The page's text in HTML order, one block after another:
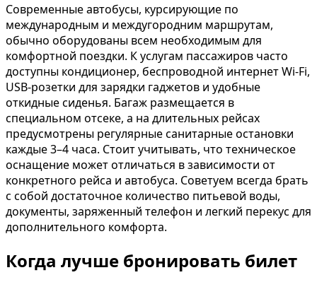
Современные автобусы, курсирующие по
международным и междугородним маршрутам,
обычно оборудованы всем необходимым для
комфортной поездки. К услугам пассажиров часто
доступны кондиционер, беспроводной интернет Wi-Fi,
USB-розетки для зарядки гаджетов и удобные
откидные сиденья. Багаж размещается в
специальном отсеке, а на длительных рейсах
предусмотрены регулярные санитарные остановки
каждые 3–4 часа. Стоит учитывать, что техническое
оснащение может отличаться в зависимости от
конкретного рейса и автобуса. Советуем всегда брать
с собой достаточное количество питьевой воды,
документы, заряженный телефон и легкий перекус для
дополнительного комфорта.
Когда лучше бронировать билет